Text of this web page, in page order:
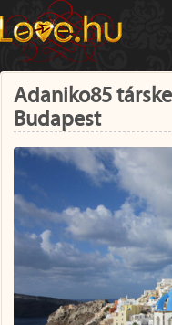
Adaniko85
Budapest